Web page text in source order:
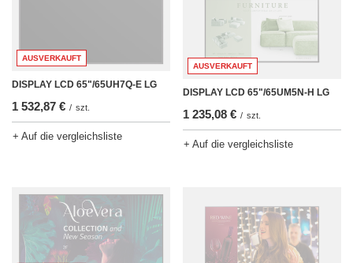
AUSVERKAUFT
DISPLAY LCD 65"/65UH7Q-E LG
1 532,87 € / szt.
+ Auf die vergleichsliste
AUSVERKAUFT
DISPLAY LCD 65"/65UM5N-H LG
1 235,08 € / szt.
+ Auf die vergleichsliste